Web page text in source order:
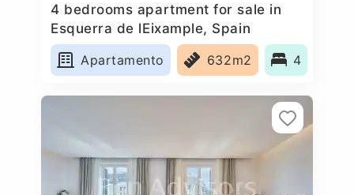
4 bedrooms apartment for sale in
Esquerra de lEixample, Spain
Apartamento
632m2 4